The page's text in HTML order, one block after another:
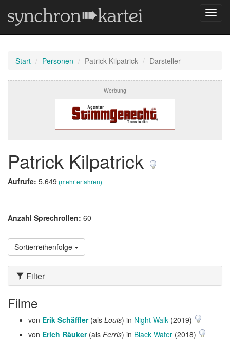
Start Personen Patrick Kilpatrick Darsteller
Werbung
Patrick Kilpatrick
Aufrufe: 5.649 (mehr erfahren)
Anzahl Sprechrollen: 60
Sortierreihenfolge
Filter
Filme
von Erik Schäffler(als Louis) in Night Walk (2019)
von Erich Räuker(als Ferris) in Black Water (2018)